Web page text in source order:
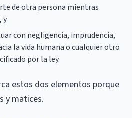
de otra persona mientras
y
con negligencia, imprudencia,
la vida humana o cualquier otro
por la ley.
estos dos elementos porque
y matices.